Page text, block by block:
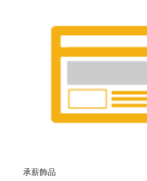
承薪飾品